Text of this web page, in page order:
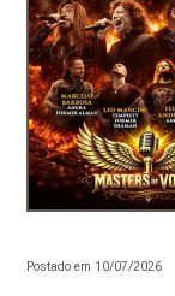
Postado em 10/07/2026